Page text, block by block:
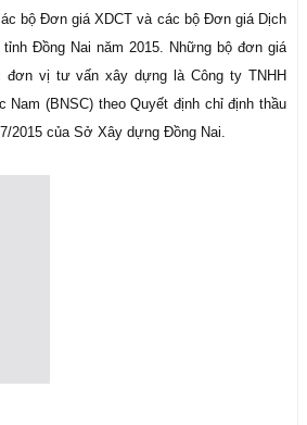
bộ Đơn giá XDCT và các bộ Đơn giá Dịch
Đồng Nai năm 2015. Những bộ đơn giá
vị tư vấn xây dựng là Công ty TNHH
Nam (BNSC) theo Quyết định chỉ định thầu
2015 của Sở Xây dựng Đồng Nai.